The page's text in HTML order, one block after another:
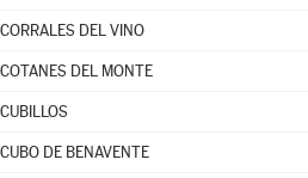
CORRALES DEL VINO
COTANES DEL MONTE
CUBILLOS
CUBO DE BENAVENTE